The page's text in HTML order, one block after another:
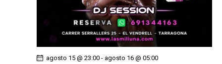
agosto 15 @ 23:00 - agosto 16 @ 05:00